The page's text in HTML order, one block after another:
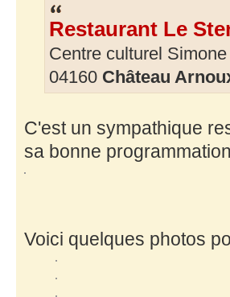
Restaurant Le
Centre culturel
04160 Château
C'est un sympathique
sa bonne
Voici quelques photos